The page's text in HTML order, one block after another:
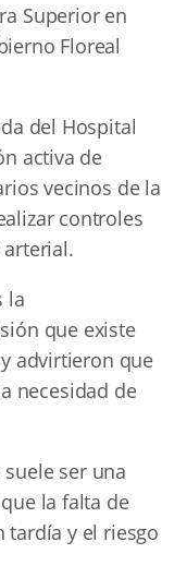
Superior en
Floreal
del Hospital
activa de
vecinos de la
controles
la
que existe
advirtieron que
necesidad de
ser una
la falta de
tardía y el riesgo